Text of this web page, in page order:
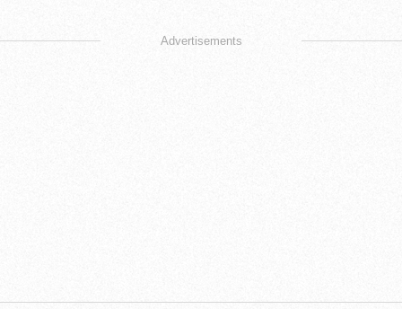
Advertisements